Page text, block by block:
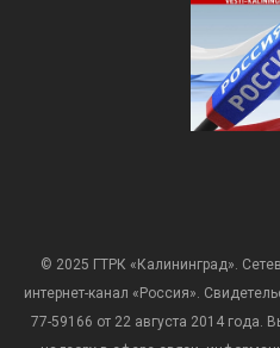
© 2025 ГТРК «Калининград».
интернет-канал «Россия».
77-59166 от 22 августа 2014